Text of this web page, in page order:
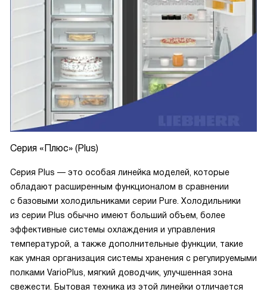
Cерия «Плюс» (Plus)
Серия Plus — это особая линейка моделей, которые
обладают расширенным функционалом в сравнении
с базовыми холодильниками серии Pure. Холодильники
из серии Plus обычно имеют больший объем, более
эффективные системы охлаждения и управления
температурой, а также дополнительные функции, такие
как умная организация системы хранения с регулируемыми
полками VarioPlus, мягкий доводчик, улучшенная зона
свежести. Бытовая техника из этой линейки отличается